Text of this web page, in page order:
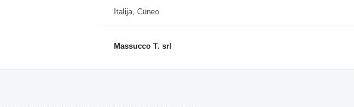
Italija, Cuneo
Massucco T. srl